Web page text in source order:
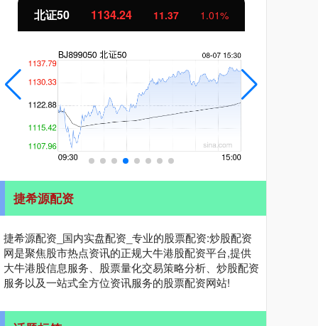
北证50 1134.24 11.37 1.01%
捷希源配资
捷希源配资_国内实盘配资_专业的股票配资:炒股配资
网是聚焦股市热点资讯的正规大牛港股配资平台,提供
大牛港股信息服务、股票量化交易策略分析、炒股配资
服务以及一站式全方位资讯服务的股票配资网站!